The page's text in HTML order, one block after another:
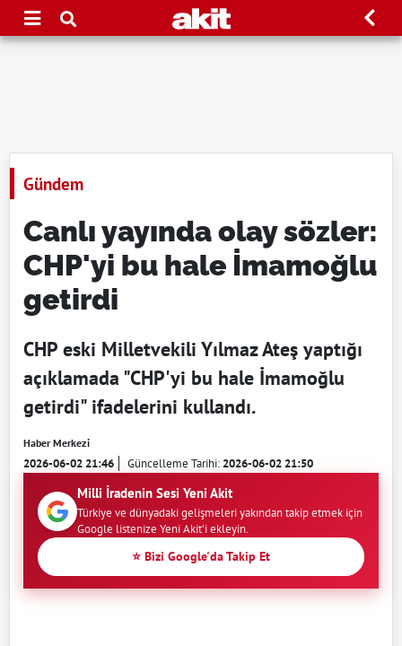
Gündem
Canlı yayında olay sözler:
CHP'yi bu hale İmamoğlu
getirdi
CHP eski Milletvekili Yılmaz Ateş yaptığı
açıklamada "CHP'yi bu hale İmamoğlu
getirdi" ifadelerini kullandı.
Haber Merkezi
2026-06-02 21:46 Güncelleme Tarihi:2026-06-02 21:50
Milli İradenin Sesi Yeni Akit
Türkiye ve dünyadaki gelişmeleri yakından takip etmek için
Google listenize Yeni Akit'i ekleyin.
⭐ Bizi Google'da Takip Et